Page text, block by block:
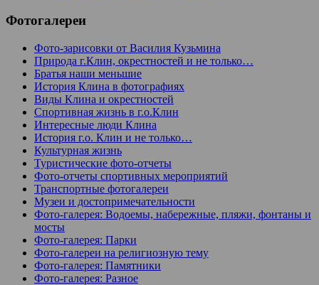
Фотогалереи
Фото-зарисовки от Василия Кузьмина
Природа г.Клин, окрестностей и не только…
Братья наши меньшие
История Клина в фотографиях
Виды Клина и окрестностей
Спортивная жизнь в г.о.Клин
Интересные люди Клина
История г.о. Клин и не только…
Культурная жизнь
Туристические фото-отчеты
Фото-отчеты спортивных мероприятий
Транспортные фотогалереи
Музеи и достопримечательности
Фото-галерея: Водоемы, набережные, пляжи, фонтаны и
мосты
Фото-галерея: Парки
Фото-галереи на религиозную тему
Фото-галерея: Памятники
Фото-галерея: Разное